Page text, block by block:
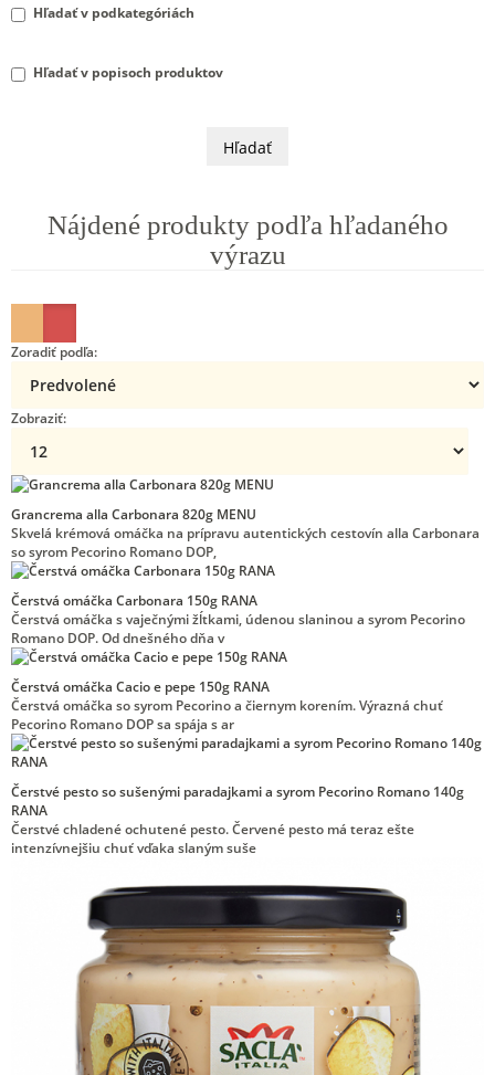
Hľadať v podkategóriách
Hľadať v popisoch produktov
Nájdené produkty podľa hľadaného
výrazu
Zoradiť podľa:
Zobraziť:
Grancrema alla Carbonara 820g MENU
Skvelá krémová omáčka na prípravu autentických cestovín alla Carbonara
so syrom Pecorino Romano DOP,
Čerstvá omáčka Carbonara 150g RANA
Čerstvá omáčka s vaječnými žĺtkami, údenou slaninou a syrom Pecorino
Romano DOP. Od dnešného dňa v
Čerstvá omáčka Cacio e pepe 150g RANA
Čerstvá omáčka so syrom Pecorino a čiernym korením. Výrazná chuť
Pecorino Romano DOP sa spája s ar
Čerstvé pesto so sušenými paradajkami a syrom Pecorino Romano 140g
RANA
Čerstvé chladené ochutené pesto. Červené pesto má teraz ešte
intenzívnejšiu chuť vďaka slaným suše